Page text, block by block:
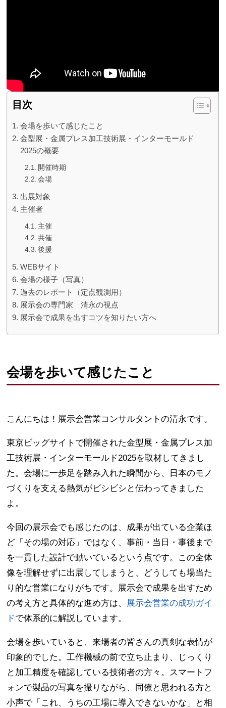
目次
会場を歩いて感じたこと
金型展・金属プレス加工技術展・インターモールド
2025の概要
開催時期
会場
出展対象
主催者
主催
共催
後援
WEBサイト
会場の様子（写真）
過去のレポート（定点観測用）
展示会の専門家 清永の視点
展示会で成果を出すコツを知りたい方へ
会場を歩いて感じたこと
こんにちは！展示会営業コンサルタントの清永です。
東京ビッグサイトで開催された金型展・金属プレス加
工技術展・インターモールド2025を取材してきまし
た。会場に一歩足を踏み入れた瞬間から、日本のモノ
づくりを支える熱気がビシビシと伝わってきました
よ。
今回の展示会でも感じたのは、成果が出ている企業ほ
ど「その場の対応」ではなく、事前・当日・事後まで
を一貫した設計で動いているという点です。この全体
像を理解せずに出展してしまうと、どうしても場当た
り的な営業になりがちです。展示会で成果を出すため
の考え方と具体的な進め方は、 展示会営業の成功ガイ
ドで体系的に解説しています。
会場を歩いていると、来場者の皆さんの真剣な表情が
印象的でした。工作機械の前で立ち止まり、じっくり
と加工精度を確認している技術者の方々。スマートフ
ォンで製品の写真を撮りながら、同僚と思われる方と
小声で「これ、うちの工場に導入できないかな」と相